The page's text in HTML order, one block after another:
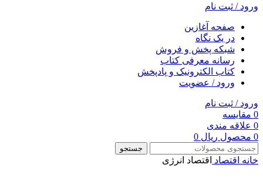
ورود / ثبت نام
صفحه آغازین
در یک نگاه
شبکه پخش و فروش
رسانه معرفی کتاب
کتاب الکترونیک و پادپخش
ورود / عضویت
ورود / ثبت نام
0 مقایسه
0 علاقه مندی
0 محصول ریال
جستجو
خانه اقتصاد اقتصاد انرژی